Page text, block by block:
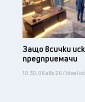
Защо всички
предприемачи
10:30, 06 авг 26 /